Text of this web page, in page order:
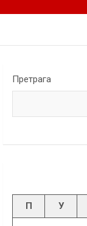
Претрага
П У